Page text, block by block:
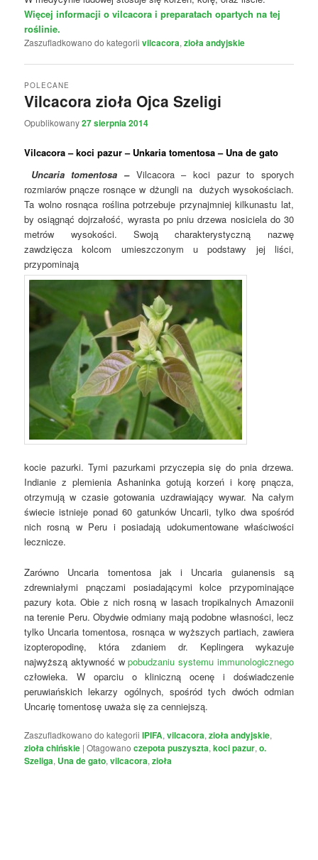
Więcej informacji o vilcacora i preparatach opartych na tej
roślinie.
Zaszufladkowano do kategorii vilcacora,zioła andyjskie
Vilcacora zioła Ojca Szeligi
POLECANE
Opublikowany27 sierpnia 2014
Vilcacora – koci pazur – Unkaria tomentosa – Una de gato
Uncaria tomentosa –Vilcacora – koci pazur to sporych
rozmiarów pnącze rosnące w dżungli na dużych wysokościach.
Ta wolno rosnąca roślina potrzebuje przynajmniej kilkunastu lat,
by osiągnąć dojrzałość, wyrasta po pniu drzewa nosiciela do 30
metrów wysokości. Swoją charakterystyczną nazwę
zawdzięcza kolcom umieszczonym u podstawy jej liści,
przypominają
kocie pazurki. Tymi pazurkami przyczepia się do pnia drzewa.
Indianie z plemienia Ashaninka gotują korzeń i korę pnącza,
otrzymują w czasie gotowania uzdrawiający wywar. Na całym
świecie istnieje ponad 60 gatunków Uncarii, tylko dwa spośród
nich rosną w Peru i posiadają udokumentowane właściwości
lecznicze.
Zarówno Uncaria tomentosa jak i Uncaria guianensis są
zdrewniałymi pnączami posiadającymi kolce przypominające
pazury kota. Obie z nich rosną w lasach tropikalnych Amazonii
na terenie Peru. Obydwie odmiany mają podobne własności, lecz
tylko Uncaria tomentosa, rosnąca w wyższych partiach, zawiera
izopteropodinę, która zdaniem dr. Keplingera wykazuje
najwyższą aktywność wpobudzaniu systemu immunologicznego
człowieka. W oparciu o kliniczną ocenę i doświadczenie
peruwiańskich lekarzy ogólnych, spośród tych dwóch odmian
Uncarię tomentosę uważa się za cenniejszą.
Zaszufladkowano do kategorii IPIFA,vilcacora,zioła andyjskie,
zioła chińskie |Otagowano czepota puszyszta,koci pazur,o.
Szeliga, Una de gato,vilcacora,zioła